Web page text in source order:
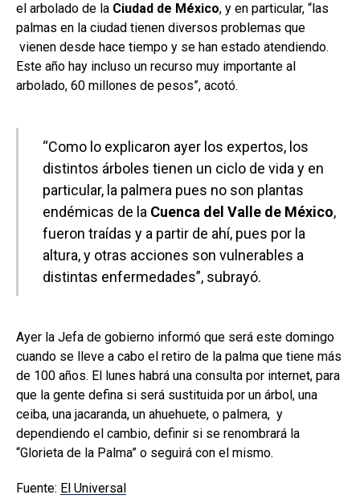
el arbolado de la Ciudad de México, y en particular, “las
palmas en la ciudad tienen diversos problemas que
vienen desde hace tiempo y se han estado atendiendo.
Este año hay incluso un recurso muy importante al
arbolado, 60 millones de pesos”, acotó.
“Como lo explicaron ayer los expertos, los
distintos árboles tienen un ciclo de vida y en
particular, la palmera pues no son plantas
endémicas de la Cuenca del Valle de México,
fueron traídas y a partir de ahí, pues por la
altura, y otras acciones son vulnerables a
distintas enfermedades”, subrayó.
Ayer la Jefa de gobierno informó que será este domingo
cuando se lleve a cabo el retiro de la palma que tiene más
de 100 años. El lunes habrá una consulta por internet, para
que la gente defina si será sustituida por un árbol, una
ceiba, una jacaranda, un ahuehuete, o palmera, y
dependiendo el cambio, definir si se renombrará la
“Glorieta de la Palma” o seguirá con el mismo.
Fuente: El Universal